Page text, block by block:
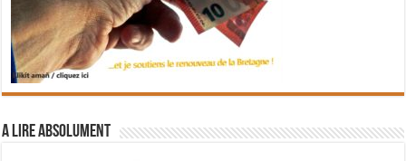
A lire absolument